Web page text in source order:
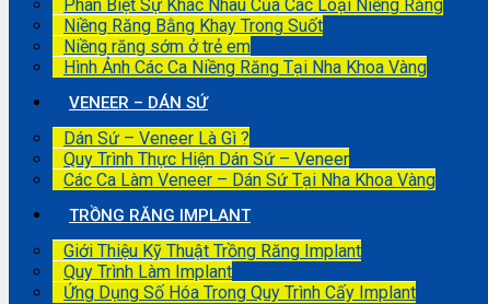
Phân Biệt Sự Khác Nhau Của Các Loại Niềng Răng
Niềng Răng Bằng Khay Trong Suốt
Niềng răng sớm ở trẻ em
Hình Ảnh Các Ca Niềng Răng Tại Nha Khoa Vàng
VENEER – DÁN SỨ
Dán Sứ – Veneer Là Gì ?
Quy Trình Thực Hiện Dán Sứ – Veneer
Các Ca Làm Veneer – Dán Sứ Tại Nha Khoa Vàng
TRỒNG RĂNG IMPLANT
Giới Thiệu Kỹ Thuật Trồng Răng Implant
Quy Trình Làm Implant
Ứng Dụng Số Hóa Trong Quy Trình Cấy Implant